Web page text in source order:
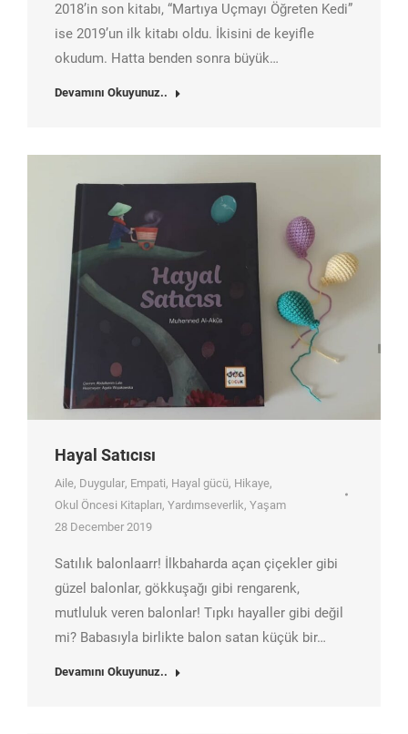
2018’in son kitabı, “Martıya Uçmayı Öğreten Kedi”
ise 2019’un ilk kitabı oldu. İkisini de keyifle
okudum. Hatta benden sonra büyük…
Devamını Okuyunuz..
Hayal Satıcısı
Aile, Duygular, Empati, Hayal gücü, Hikaye,
Okul Öncesi Kitapları, Yardımseverlik, Yaşam
28 December 2019
Satılık balonlaarr! İlkbaharda açan çiçekler gibi
güzel balonlar, gökkuşağı gibi rengarenk,
mutluluk veren balonlar! Tıpkı hayaller gibi değil
mi? Babasıyla birlikte balon satan küçük bir…
Devamını Okuyunuz..